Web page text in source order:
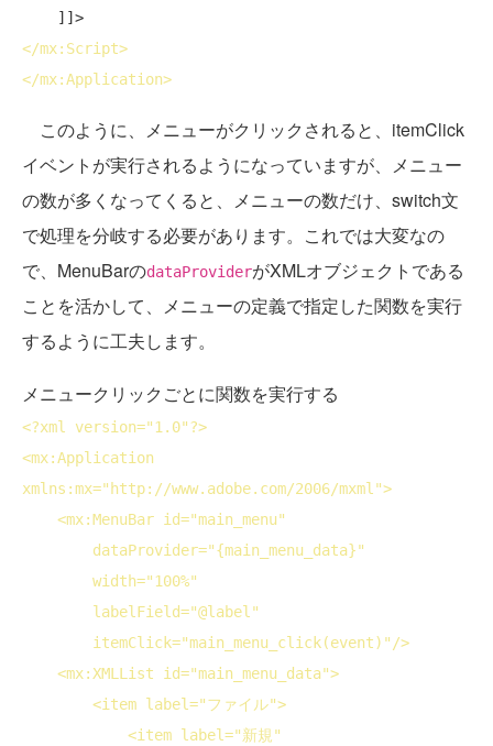
</mx:Script>
</mx:Application>
このように、メニューがクリックされると、itemClick
イベントが実行されるようになっていますが、メニュー
の数が多くなってくると、メニューの数だけ、switch文
で処理を分岐する必要があります。これでは大変なの
で、MenuBarのdataProviderがXMLオブジェクトである
ことを活かして、メニューの定義で指定した関数を実行
するように工夫します。
メニュークリックごとに関数を実行する
<?xml version="1.0"?>
<mx:Application
xmlns:mx="http://www.adobe.com/2006/mxml">
<mx:MenuBar id="main_menu"
dataProvider="{main_menu_data}"
width="100%"
labelField="@label"
itemClick="main_menu_click(event)"/>
<mx:XMLList id="main_menu_data">
<item label="ファイル">
<item label